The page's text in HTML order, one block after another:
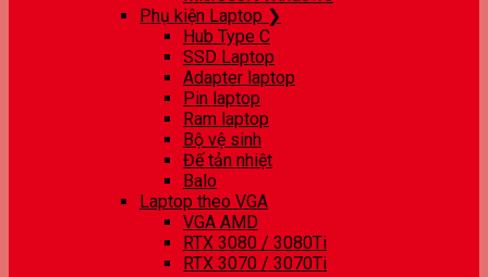
Phụ kiện Laptop ❯
Hub Type C
SSD Laptop
Adapter laptop
Pin laptop
Ram laptop
Bộ vệ sinh
Đế tản nhiệt
Balo
Laptop theo VGA
VGA AMD
RTX 3080 / 3080Ti
RTX 3070 / 3070Ti